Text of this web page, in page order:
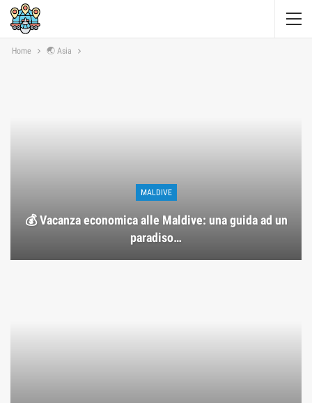
Home 🌏 Asia
MALDIVE
💰 Vacanza economica alle Maldive: una guida ad un
paradiso…